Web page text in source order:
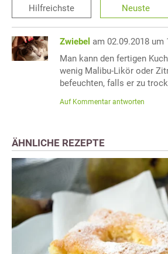
Hilfreichste Neuste
Zwiebel am 02.09.2018 um
Man kann den fertigen
wenig Malibu-Likör oder
befeuchten, falls er zu
Auf Kommentar antworten
ÄHNLICHE REZEPTE